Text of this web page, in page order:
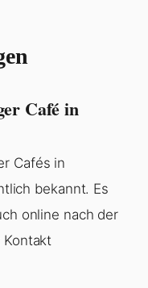
Café in
Cafés in
bekannt. Es
online nach der